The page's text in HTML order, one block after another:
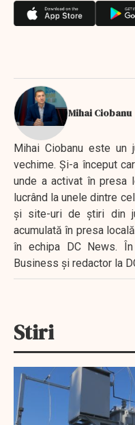
Mihai Ciobanu
Mihai Ciobanu este
vechime. Şi-a început
unde a activat în presa
lucrând la unele dintre
şi site-uri de ştiri din
acumulată în presa
în echipa DC News.
Business şi redactor la
Stiri